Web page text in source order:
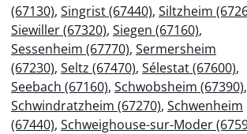
(67130), Singrist (67440), Siltzheim
Siewiller (67320), Siegen (67160),
Sessenheim (67770), Sermersheim
(67230), Seltz (67470), Sélestat (67600),
Seebach (67160), Schwobsheim (67390),
Schwindratzheim (67270), Schwenheim
(67440), Schweighouse-sur-Moder